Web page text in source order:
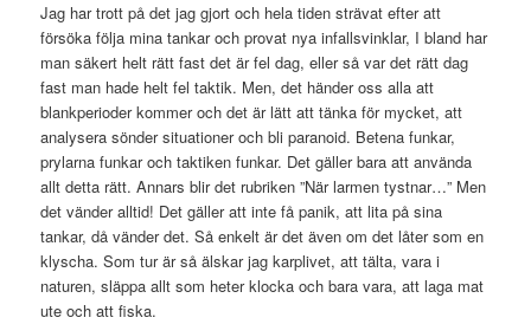
Jag har trott på det jag gjort och hela tiden strävat efter att
försöka följa mina tankar och provat nya infallsvinklar, I bland har
man säkert helt rätt fast det är fel dag, eller så var det rätt dag
fast man hade helt fel taktik. Men, det händer oss alla att
blankperioder kommer och det är lätt att tänka för mycket, att
analysera sönder situationer och bli paranoid. Betena funkar,
prylarna funkar och taktiken funkar. Det gäller bara att använda
allt detta rätt. Annars blir det rubriken ”När larmen tystnar…” Men
det vänder alltid! Det gäller att inte få panik, att lita på sina
tankar, då vänder det. Så enkelt är det även om det låter som en
klyscha. Som tur är så älskar jag karplivet, att tälta, vara i
naturen, släppa allt som heter klocka och bara vara, att laga mat
ute och att fiska.